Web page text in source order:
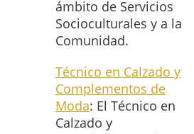
ámbito de Servicios
Socioculturales y a la
Comunidad.
Técnico en Calzado y
Complementos de
Moda: El Técnico en
Calzado y